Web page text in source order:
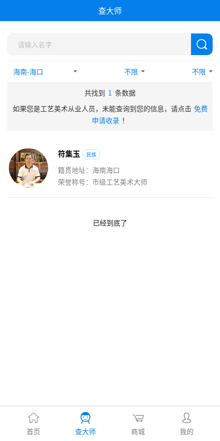
查大师
不限 不限
共找到 1 条数据
如果您是工艺美术从业人员，未能查询到您的信息，请点击 免费
申请收录 ！
符集玉 民族
籍贯地址：海南海口
荣誉称号：市级工艺美术大师
已经到底了
首页 查大师 商城 我的